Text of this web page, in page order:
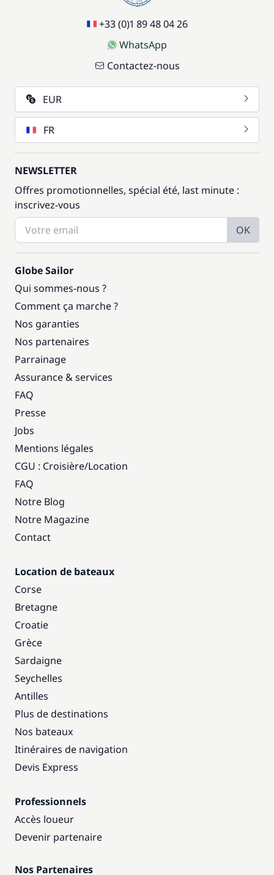
+33 (0)1 89 48 04 26
WhatsApp
Contactez-nous
EUR
FR
NEWSLETTER
Offres promotionnelles, spécial été, last minute :
inscrivez-vous
OK
Globe Sailor
Qui sommes-nous ?
Comment ça marche ?
Nos garanties
Nos partenaires
Parrainage
Assurance & services
FAQ
Presse
Jobs
Mentions légales
CGU : Croisière/Location
FAQ
Notre Blog
Notre Magazine
Contact
Location de bateaux
Corse
Bretagne
Croatie
Grèce
Sardaigne
Seychelles
Antilles
Plus de destinations
Nos bateaux
Itinéraires de navigation
Devis Express
Professionnels
Accès loueur
Devenir partenaire
Nos Partenaires